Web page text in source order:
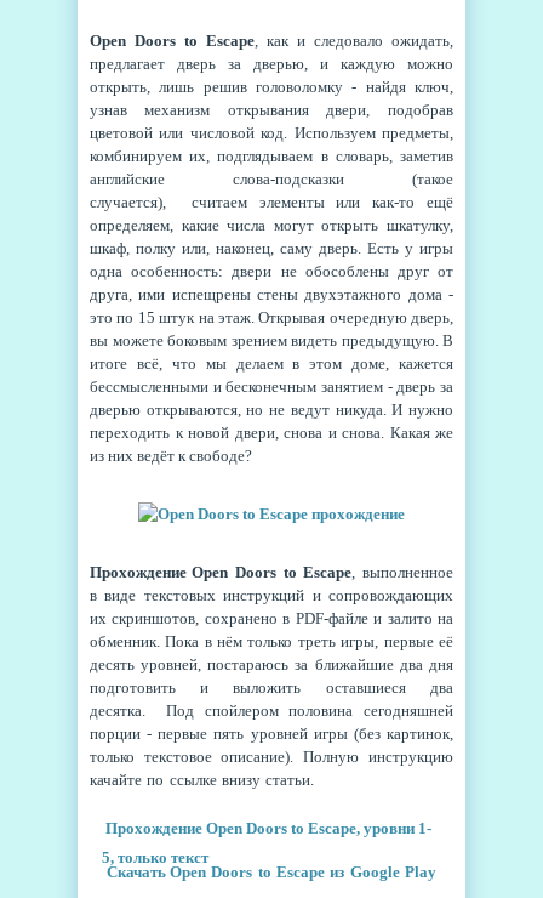
Open Doors to Escape, как и следовало ожидать,
предлагает дверь за дверью, и каждую можно
открыть, лишь решив головоломку - найдя ключ,
узнав механизм открывания двери, подобрав
цветовой или числовой код. Используем предметы,
комбинируем их, подглядываем в словарь, заметив
английские слова-подсказки (такое
случается),
считаем элементы или как-то ещё
определяем, какие числа могут открыть шкатулку,
шкаф, полку или, наконец, саму дверь. Есть у игры
одна особенность: двери не обособлены друг от
друга, ими испещрены стены двухэтажного дома -
это по 15 штук на этаж. Открывая очередную дверь,
вы можете боковым зрением видеть предыдущую. В
итоге всё, что мы делаем в этом доме, кажется
бессмысленными и бесконечным занятием - дверь за
дверью открываются, но не ведут никуда. И нужно
переходить к новой двери, снова и снова. Какая же
из них ведёт к свободе?
ПрохождениеOpen Doors to Escape, выполненное
в виде текстовых инструкций и сопровождающих
их скриншотов, сохранено в PDF-файле и залито на
обменник. Пока в нём только треть игры, первые её
десять уровней, постараюсь за ближайшие два дня
подготовить и выложить оставшиеся два
десятка.
Под спойлером половина сегодняшней
порции - первые пять уровней игры (без картинок,
только текстовое описание). Полную инструкцию
качайте по ссылке внизу статьи.
Прохождение Open Doors to Escape, уровни 1-
5, только текст
СкачатьOpen Doors to Escape из Google Play